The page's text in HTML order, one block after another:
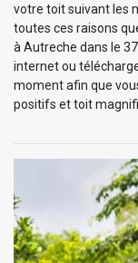
votre toit suivant les
toutes ces raisons
à Autreche dans le
internet ou
moment afin que
positifs et toit